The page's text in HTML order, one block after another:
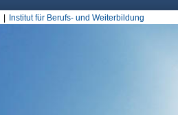
Institut für Berufs- und Weiterbildung